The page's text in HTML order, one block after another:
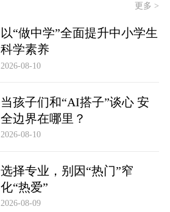
更多 >
以“做中学”全面提升中小学生
科学素养
2026-08-10
当孩子们和“AI搭子”谈心 安
全边界在哪里？
2026-08-10
选择专业，别因“热门”窄
化“热爱”
2026-08-09